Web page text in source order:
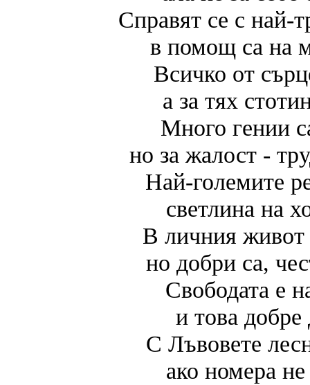
Справят се с най-
в помощ са на
Всичко от
а за тях
Много гении
но за жалост -
Най-големите
светлина на
В личния живот
но добри са,
Свободата е
и това
С Лъвовете
ако номера